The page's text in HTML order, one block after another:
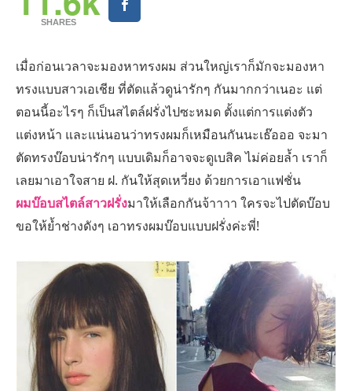
SHARES
เมื่อก่อนเวลาจะมองหาทรงผม ส่วนใหญ่เราก็มักจะมองหา
ทรงแบบสาวเอเชีย ที่ตัดแล้วดูน่ารักๆ กันมากกว่าเนอะ แต่
ตอนนี้อะไรๆ ก็เป็นสไตล์ฝรั่งไปซะหมด ตั้งแต่การแต่งตัว
แต่งหน้า และแน่นอนว่าทรงผมก็เหมือนกันนะเธ๊อออ จะมา
ตัดทรงบ๊อบน่ารักๆ แบบเดิมก็อาจจะดูเบสิค ไม่ค่อยล้ำ เราก็
เลยมาเอาใจสาย ฝ. กันให้สุดเหวี่ยง ด้วยการเอาแฟชั่น
ผมบ๊อบสไตล์สาวฝรั่งมาให้เลือกกันจ้าาาา ใครจะไปตัดบ๊อบ
ขอให้ย้ำช่างดังๆ เอาทรงผมบ๊อบแบบฝรั่งค่ะพี่!